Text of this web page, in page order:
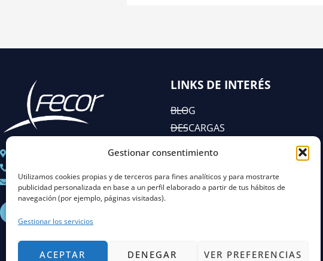
Gestionar consentimiento
Utilizamos cookies propias y de terceros para fines analíticos y para mostrarte
publicidad personalizada en base a un perfil elaborado a partir de tus hábitos de
navegación (por ejemplo, páginas visitadas).
Gestionar los servicios
ACEPTAR DENEGAR VER PREFERENCIAS
C/ José Abascal n° 44, 1°
Coordinacion@fecor.es
I
s
a
g
r
Y
u
u
b
e
X
LINKS DE INTERÉS
BLOG
DESCARGAS